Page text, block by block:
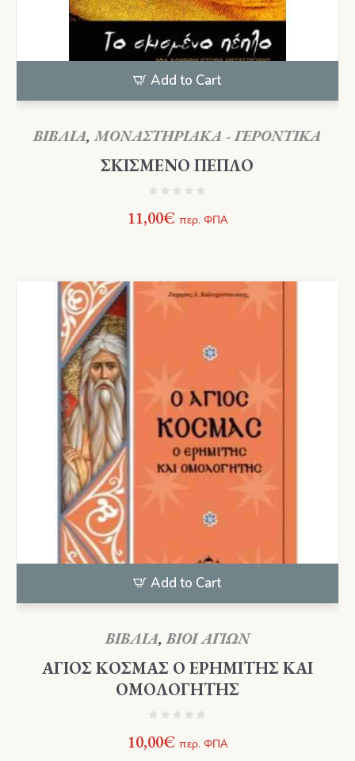
Add to Cart
ΒΙΒΛΙΑ,ΜΟΝΑΣΤΗΡΙΑΚΑ - ΓΕΡΟΝΤΙΚΑ
ΣΚΙΣΜΕΝΟ ΠΕΠΛΟ
11,00€ περ. ΦΠΑ
Add to Cart
ΒΙΒΛΙΑ,ΒΙΟΙ ΑΓΙΩΝ
ΑΓΙΟΣ ΚΟΣΜΑΣ Ο ΕΡΗΜΙΤΗΣ ΚΑΙ
ΟΜΟΛΟΓΗΤΗΣ
10,00€ περ. ΦΠΑ